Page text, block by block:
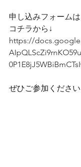
申し込みフォームは
コチラから↓
https://
ぜひご参加くださ